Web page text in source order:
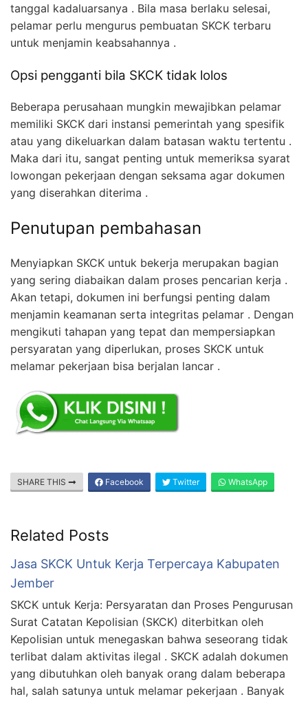
tanggal kadaluarsanya . Bila masa berlaku selesai,
pelamar perlu mengurus pembuatan SKCK terbaru
untuk menjamin keabsahannya .
Opsi pengganti bila SKCK tidak lolos
Beberapa perusahaan mungkin mewajibkan pelamar
memiliki SKCK dari instansi pemerintah yang spesifik
atau yang dikeluarkan dalam batasan waktu tertentu .
Maka dari itu, sangat penting untuk memeriksa syarat
lowongan pekerjaan dengan seksama agar dokumen
yang diserahkan diterima .
Penutupan pembahasan
Menyiapkan SKCK untuk bekerja merupakan bagian
yang sering diabaikan dalam proses pencarian kerja .
Akan tetapi, dokumen ini berfungsi penting dalam
menjamin keamanan serta integritas pelamar . Dengan
mengikuti tahapan yang tepat dan mempersiapkan
persyaratan yang diperlukan, proses SKCK untuk
melamar pekerjaan bisa berjalan lancar .
SHARE THIS Facebook Twitter WhatsApp
Related Posts
Jasa SKCK Untuk Kerja Terpercaya Kabupaten
Jember
SKCK untuk Kerja: Persyaratan dan Proses Pengurusan
Surat Catatan Kepolisian (SKCK) diterbitkan oleh
Kepolisian untuk menegaskan bahwa seseorang tidak
terlibat dalam aktivitas ilegal . SKCK adalah dokumen
yang dibutuhkan oleh banyak orang dalam beberapa
hal, salah satunya untuk melamar pekerjaan . Banyak